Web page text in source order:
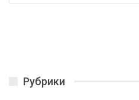
Рубрики